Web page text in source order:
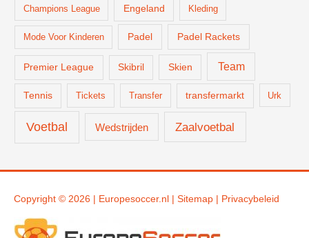
Champions League Engeland Kleding
Mode Voor Kinderen Padel Padel Rackets
Premier League Skibril Skien Team
Tennis Tickets Transfer transfermarkt Urk
Voetbal Wedstrijden Zaalvoetbal
Copyright © 2026 | Europesoccer.nl Sitemap Privacybeleid